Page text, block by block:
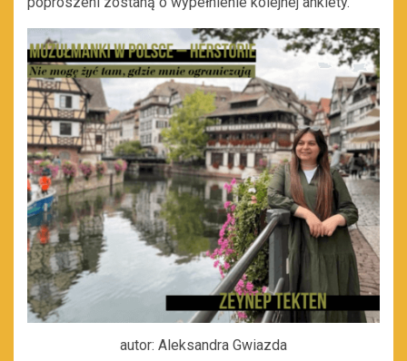
autor: Aleksandra Gwiazda